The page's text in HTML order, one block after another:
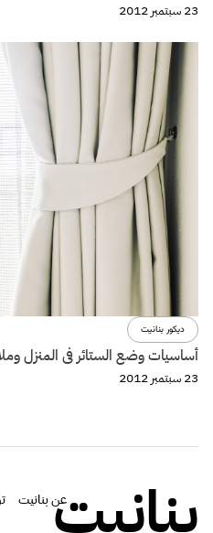
23 سبتمبر 2012
ديكور بنانيت
أساسيات وضع الستائر فى المنزل
23 سبتمبر 2012
بنانيتعن بنانيت